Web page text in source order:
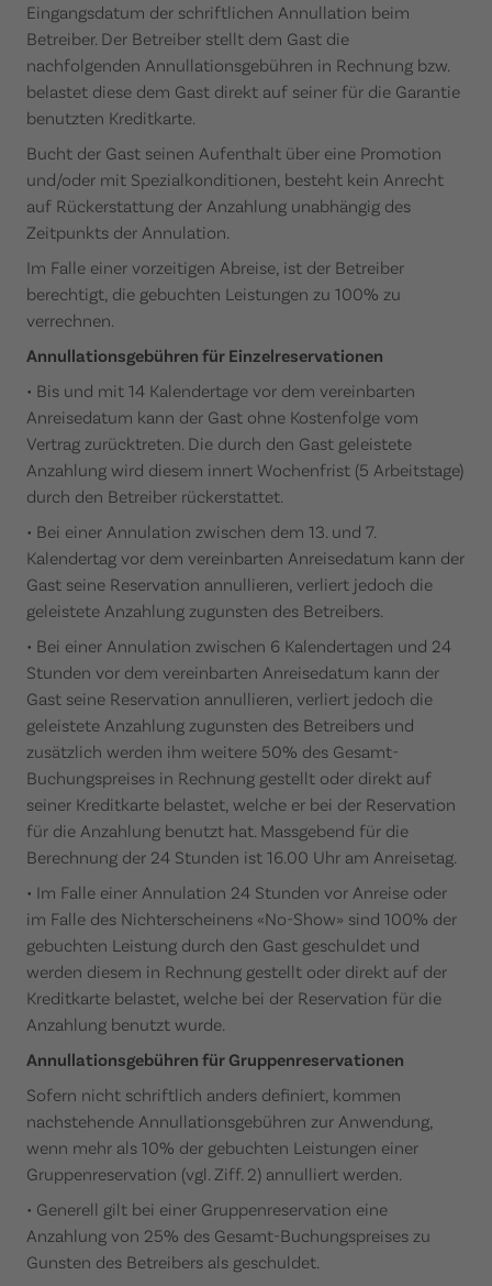
Eingangsdatum der schriftlichen Annullation beim
Betreiber. Der Betreiber stellt dem Gast die
nachfolgenden Annullationsgebühren in Rechnung bzw.
belastet diese dem Gast direkt auf seiner für die Garantie
benutzten Kreditkarte.
Bucht der Gast seinen Aufenthalt über eine Promotion
und/oder mit Spezialkonditionen, besteht kein Anrecht
auf Rückerstattung der Anzahlung unabhängig des
Zeitpunkts der Annulation.
Im Falle einer vorzeitigen Abreise, ist der Betreiber
berechtigt, die gebuchten Leistungen zu 100% zu
verrechnen.
Annullationsgebühren für Einzelreservationen
• Bis und mit 14 Kalendertage vor dem vereinbarten
Anreisedatum kann der Gast ohne Kostenfolge vom
Vertrag zurücktreten. Die durch den Gast geleistete
Anzahlung wird diesem innert Wochenfrist (5 Arbeitstage)
durch den Betreiber rückerstattet.
• Bei einer Annulation zwischen dem 13. und 7.
Kalendertag vor dem vereinbarten Anreisedatum kann der
Gast seine Reservation annullieren, verliert jedoch die
geleistete Anzahlung zugunsten des Betreibers.
• Bei einer Annulation zwischen 6 Kalendertagen und 24
Stunden vor dem vereinbarten Anreisedatum kann der
Gast seine Reservation annullieren, verliert jedoch die
geleistete Anzahlung zugunsten des Betreibers und
zusätzlich werden ihm weitere 50% des Gesamt-
Buchungspreises in Rechnung gestellt oder direkt auf
seiner Kreditkarte belastet, welche er bei der Reservation
für die Anzahlung benutzt hat. Massgebend für die
Berechnung der 24 Stunden ist 16.00 Uhr am Anreisetag.
• Im Falle einer Annulation 24 Stunden vor Anreise oder
im Falle des Nichterscheinens «No-Show» sind 100% der
gebuchten Leistung durch den Gast geschuldet und
werden diesem in Rechnung gestellt oder direkt auf der
Kreditkarte belastet, welche bei der Reservation für die
Anzahlung benutzt wurde.
Annullationsgebühren für Gruppenreservationen
Sofern nicht schriftlich anders definiert, kommen
nachstehende Annullationsgebühren zur Anwendung,
wenn mehr als 10% der gebuchten Leistungen einer
Gruppenreservation (vgl. Ziff. 2) annulliert werden.
• Generell gilt bei einer Gruppenreservation eine
Anzahlung von 25% des Gesamt-Buchungspreises zu
Gunsten des Betreibers als geschuldet.